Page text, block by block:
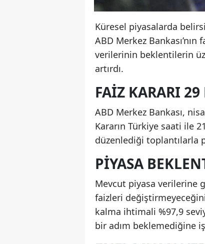
Küresel piyasalarda
ABD Merkez
verilerinin beklentilerin
artırdı.
FAIZ KARARI
ABD Merkez Bankası,
Kararın Türkiye saati ile
düzenlediği toplantılarla
PIYASA
Mevcut piyasa verilerine
faizleri
kalma ihtimali %97,9
bir adım beklemediğine